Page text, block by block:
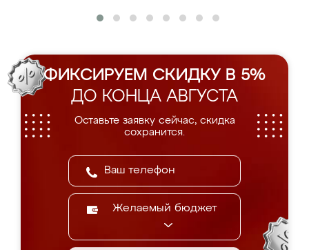
ФИКСИРУЕМ СКИДКУ В 5%
ДО КОНЦА АВГУСТА
Оставьте заявку сейчас, скидка
сохранится.
Желаемый бюджет